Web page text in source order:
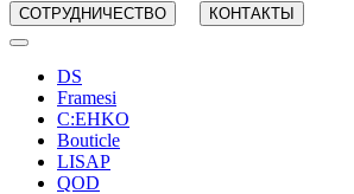
СОТРУДНИЧЕСТВО КОНТАКТЫ
DS
Framesi
C:EHKO
Bouticle
LISAP
QOD